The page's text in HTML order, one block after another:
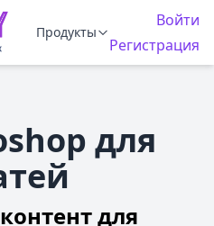
Продукты
Войти
Регистрация
для
для